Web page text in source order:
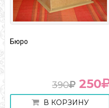
содержанием
В